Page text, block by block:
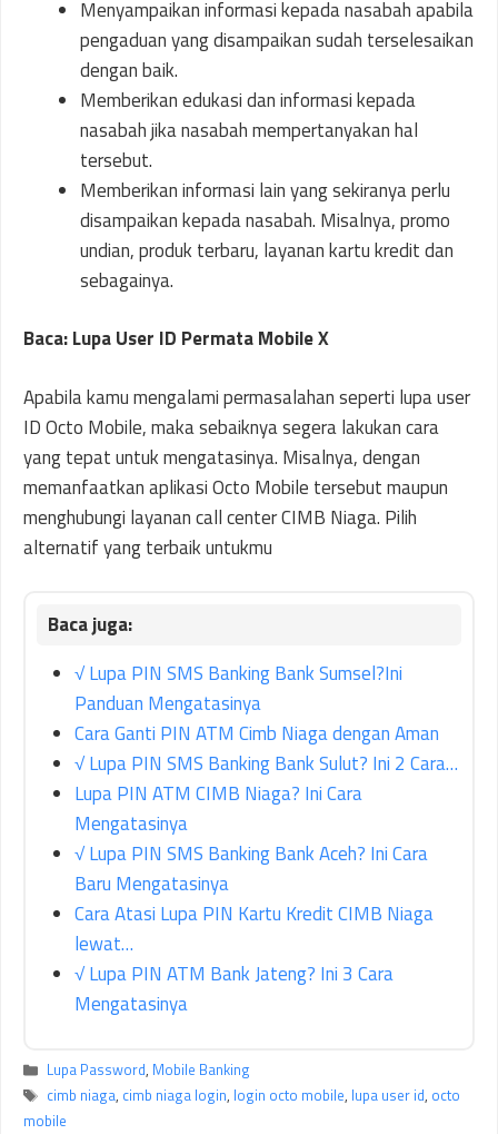
Menyampaikan informasi kepada nasabah apabila
pengaduan yang disampaikan sudah terselesaikan
dengan baik.
Memberikan edukasi dan informasi kepada
nasabah jika nasabah mempertanyakan hal
tersebut.
Memberikan informasi lain yang sekiranya perlu
disampaikan kepada nasabah. Misalnya, promo
undian, produk terbaru, layanan kartu kredit dan
sebagainya.
Baca: Lupa User ID Permata Mobile X
Apabila kamu mengalami permasalahan seperti lupa user
ID Octo Mobile, maka sebaiknya segera lakukan cara
yang tepat untuk mengatasinya. Misalnya, dengan
memanfaatkan aplikasi Octo Mobile tersebut maupun
menghubungi layanan call center CIMB Niaga. Pilih
alternatif yang terbaik untukmu
√ Lupa PIN SMS Banking Bank Sumsel?Ini
Panduan Mengatasinya
Cara Ganti PIN ATM Cimb Niaga dengan Aman
√ Lupa PIN SMS Banking Bank Sulut? Ini 2 Cara…
Lupa PIN ATM CIMB Niaga? Ini Cara
Mengatasinya
√ Lupa PIN SMS Banking Bank Aceh? Ini Cara
Baru Mengatasinya
Cara Atasi Lupa PIN Kartu Kredit CIMB Niaga
lewat…
√ Lupa PIN ATM Bank Jateng? Ini 3 Cara
Mengatasinya
Kategori
Lupa Password, Mobile Banking
Tag
cimb niaga, cimb niaga login, login octo mobile, lupa user id, octo
mobile